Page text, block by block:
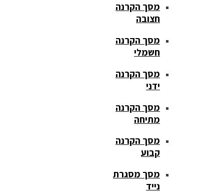
מסך הקרנה
חצובה
מסך הקרנה
חשמלי
מסך הקרנה
ידני
מסך הקרנה
מתיחה
מסך הקרנה
קבוע
מסך מסגרת
נייד